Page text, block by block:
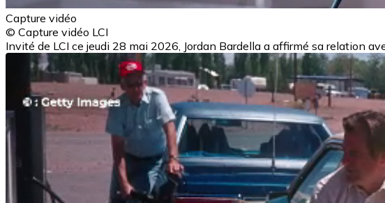
Capture vidéo
© Capture vidéo LCI
Invité de LCI ce jeudi 28 mai 2026, Jordan Bardella a affirmé sa relation